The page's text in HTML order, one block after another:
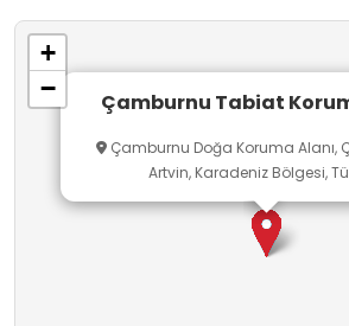
imkân sağlaması açısından okul
öğrenmeye uygundur.
Çamburnu Tabiat
Çamburnu Doğa Koruma Alanı,
Artvin, Karadeniz Bölgesi,
+
−